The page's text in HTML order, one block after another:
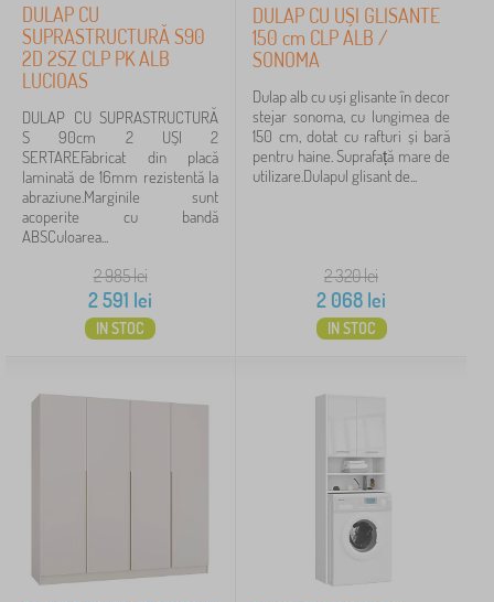
Caută în filtru
Disponibilitate
Tipul ofertei
Etichete
Anulează FILTRARE
DULAP CU
SUPRASTRUCTURĂ S90
2D 2SZ CLP PK ALB
LUCIOAS
DULAP CU SUPRASTRUCTURĂ
S 90cm 2 UȘI 2
SERTAREFabricat din placă
laminată de 16mm rezistentă la
abraziune.Marginile sunt
acoperite cu bandă
ABSCuloarea...
2 985lei
2 591 lei
IN STOC
DULAP CU UȘI GLISANTE
150 cm CLP ALB /
SONOMA
Dulap alb cu uși glisante în decor
stejar sonoma, cu lungimea de
150 cm, dotat cu rafturi și bară
pentru haine. Suprafață mare de
utilizare.Dulapul glisant de...
2 320lei
2 068 lei
IN STOC